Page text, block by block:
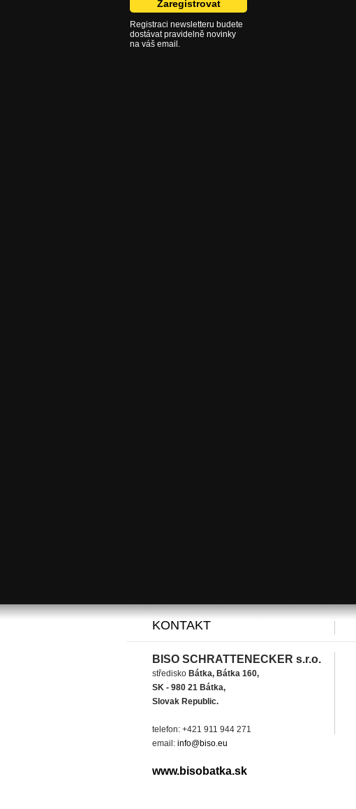
Registraci newsletteru budete
dostávat pravidelně novinky
na váš email.
KONTAKT
BISO SCHRATTENECKER s.r.o.
středisko Bátka, Bátka 160,
SK - 980 21 Bátka,
Slovak Republic.
telefon: +421 911 944 271
email: info@biso.eu
www.bisobatka.sk